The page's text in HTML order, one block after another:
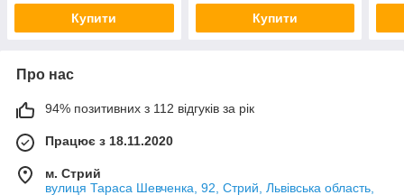
Купити Купити
Про нас
94% позитивних з 112 відгуків за рік
Працює з 18.11.2020
м. Стрий
вулиця Тараса Шевченка, 92, Стрий, Львівська область,